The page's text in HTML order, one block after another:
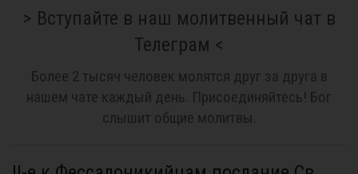
> Вступайте в наш молитвенный чат в
Телеграм <
Более 2 тысяч человек молятся друг за друга в
нашем чате каждый день. Присоединяйтесь! Бог
слышит общие молитвы.